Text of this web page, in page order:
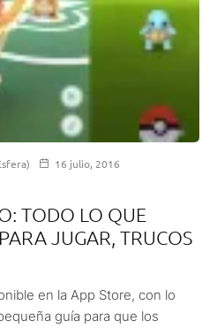
16 julio, 2016
TODO LO QUE
JUGAR, TRUCOS
en la App Store, con lo
guía para que los